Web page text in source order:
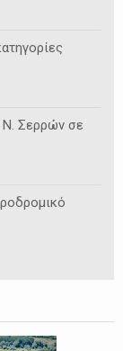
Σερρών σε